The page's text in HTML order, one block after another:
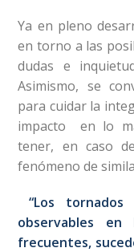
Ya en pleno
en torno a las
dudas e
Asimismo, se
para cuidar la
impacto en lo
tener, en caso
fenómeno de
“Los
observables
frecuentes,